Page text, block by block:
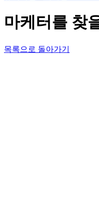
마케터를 찾
목록으로 돌아가기